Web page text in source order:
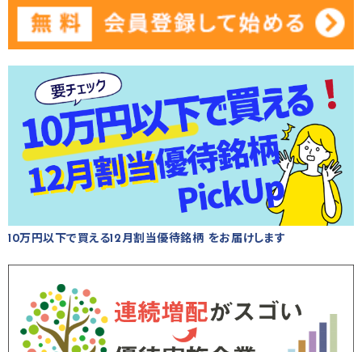
10万円以下で買える12月割当優待銘柄 をお届けします